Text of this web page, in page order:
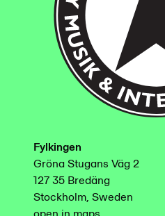
Fylkingen
Gröna Stugans Väg 2
127 35 Bredäng
Stockholm, Sweden